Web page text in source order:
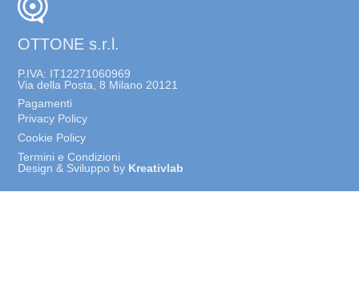
OTTONE s.r.l.
P.IVA: IT12271060969
Via della Posta, 8 Milano 20121
Pagamenti
Privacy Policy
Cookie Policy
Termini e Condizioni
Design & Sviluppo by Kreativlab